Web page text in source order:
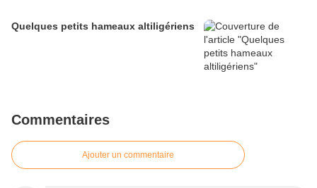
Quelques petits hameaux altiligériens
Commentaires
Ajouter un commentaire